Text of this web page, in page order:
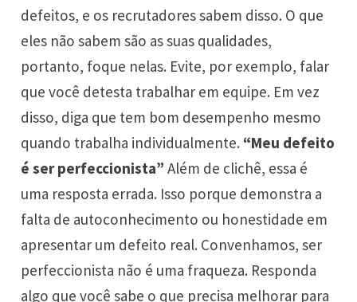
defeitos, e os recrutadores sabem disso. O que
eles não sabem são as suas qualidades,
portanto, foque nelas. Evite, por exemplo, falar
que você detesta trabalhar em equipe. Em vez
disso, diga que tem bom desempenho mesmo
quando trabalha individualmente. “Meu defeito
é ser perfeccionista”Além de clichê, essa é
uma resposta errada. Isso porque demonstra a
falta de autoconhecimento ou honestidade em
apresentar um defeito real. Convenhamos, ser
perfeccionista não é uma fraqueza. Responda
algo que você sabe o que precisa melhorar para